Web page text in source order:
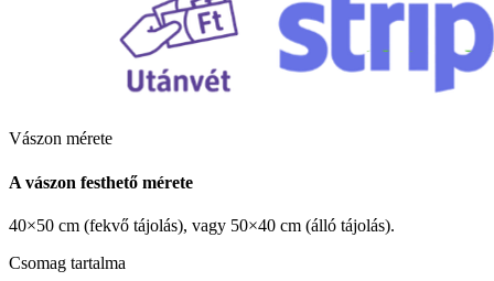
Vászon mérete
A vászon festhető mérete
40×50 cm (fekvő tájolás), vagy 50×40 cm (álló tájolás).
Csomag tartalma